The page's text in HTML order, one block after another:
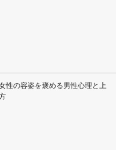
性の容姿を褒める男性心理と上